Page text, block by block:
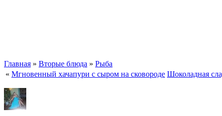
Главная » Вторые блюда » Рыба
« Мгновенный хачапури с сыром на сковороде Шоколадная